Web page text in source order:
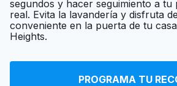
segundos y hacer seguimiento a tu
real. Evita la lavandería y disfruta
conveniente en la puerta de tu
Heights.
PROGRAMA TU